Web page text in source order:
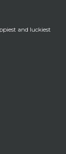
and luckiest